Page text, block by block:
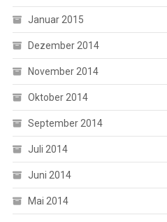
Januar 2015
Dezember 2014
November 2014
Oktober 2014
September 2014
Juli 2014
Juni 2014
Mai 2014